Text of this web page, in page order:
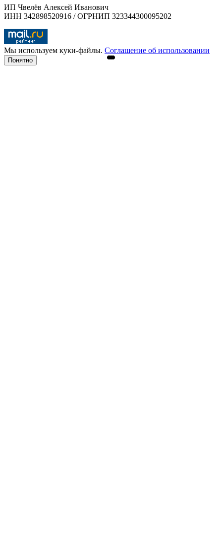
ИП Чвелёв Алексей Иванович
ИНН 342898520916 / ОГРНИП 323344300095202
Мы используем куки-файлы. Соглашение об использовании
Понятно